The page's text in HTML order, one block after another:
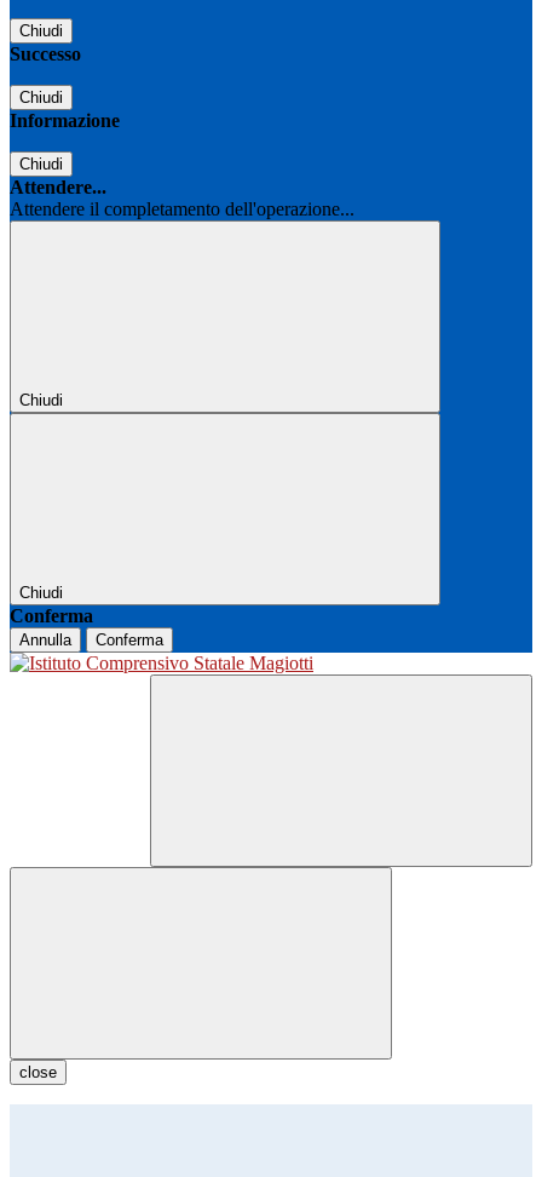
Chiudi
Successo
Chiudi
Informazione
Chiudi
Attendere...
Attendere il completamento dell'operazione...
Chiudi
Chiudi
Conferma
Annulla Conferma
close